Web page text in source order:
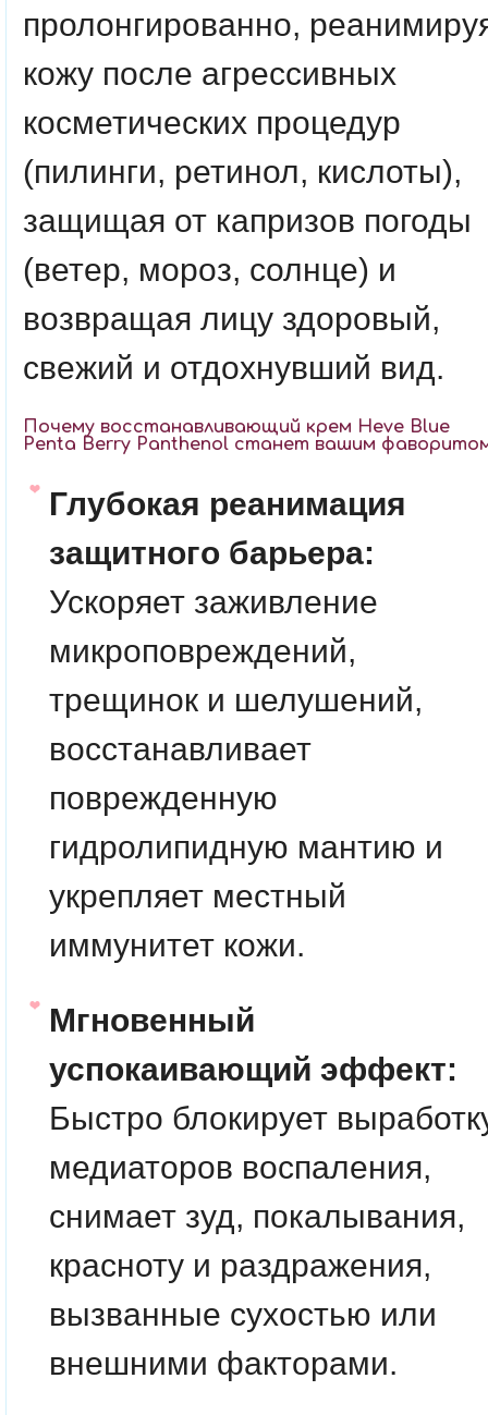
пролонгированно,
кожу после агрессивных
косметических процедур
(пилинги, ретинол, кислоты),
защищая от капризов погоды
(ветер, мороз, солнце) и
возвращая лицу здоровый,
свежий и отдохнувший вид.
Почему восстанавливающий крем Heve Blue
Penta Berry Panthenol станет вашим
Глубокая реанимация
защитного барьера:
Ускоряет заживление
микроповреждений,
трещинок и шелушений,
восстанавливает
поврежденную
гидролипидную мантию и
укрепляет местный
иммунитет кожи.
Мгновенный
успокаивающий эффект:
Быстро блокирует
медиаторов воспаления,
снимает зуд, покалывания,
красноту и раздражения,
вызванные сухостью или
внешними факторами.